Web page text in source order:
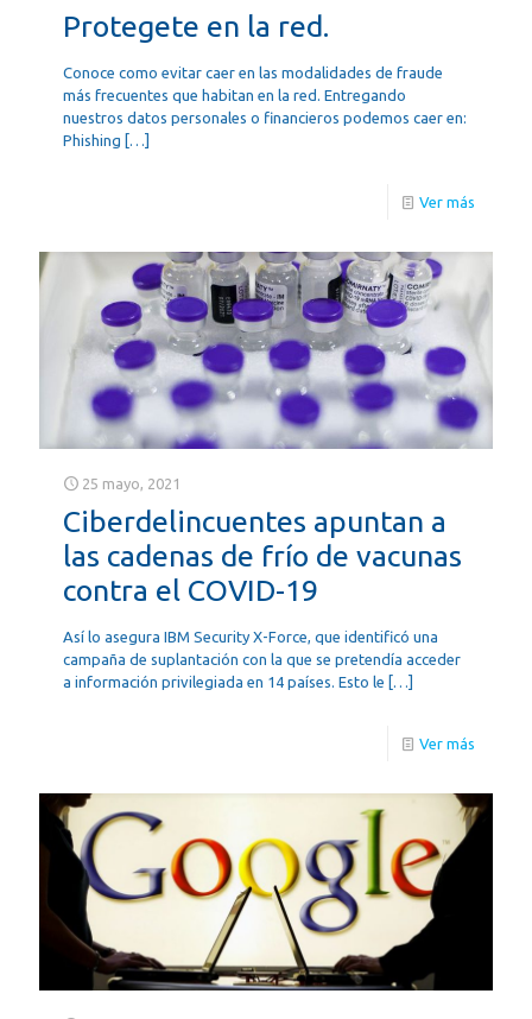
Protegete en la red.
Conoce como evitar caer en las modalidades de fraude
más frecuentes que habitan en la red. Entregando
nuestros datos personales o financieros podemos caer en:
Phishing […]
Ver más
25 mayo, 2021
Ciberdelincuentes apuntan a
las cadenas de frío de vacunas
contra el COVID-19
Así lo asegura IBM Security X-Force, que identificó una
campaña de suplantación con la que se pretendía acceder
a información privilegiada en 14 países. Esto le […]
Ver más